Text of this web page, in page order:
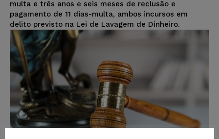
multa e três anos e seis meses de reclusão e
pagamento de 11 dias-multa, ambos incursos em
delito previsto na Lei de Lavagem de Dinheiro.